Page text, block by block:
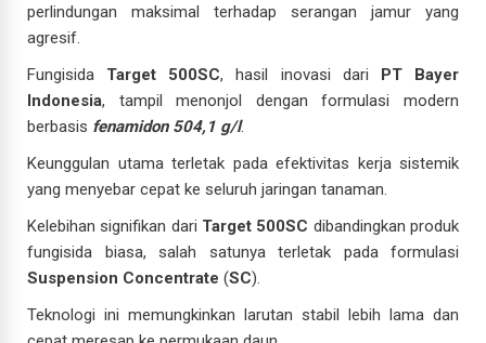
perlindungan maksimal terhadap serangan jamur yang
agresif.
Fungisida Target 500SC, hasil inovasi dari PT Bayer
Indonesia, tampil menonjol dengan formulasi modern
berbasis fenamidon 504,1 g/l.
Keunggulan utama terletak pada efektivitas kerja sistemik
yang menyebar cepat ke seluruh jaringan tanaman.
Kelebihan signifikan dari Target 500SC dibandingkan produk
fungisida biasa, salah satunya terletak pada formulasi
Suspension Concentrate (SC).
Teknologi ini memungkinkan larutan stabil lebih lama dan